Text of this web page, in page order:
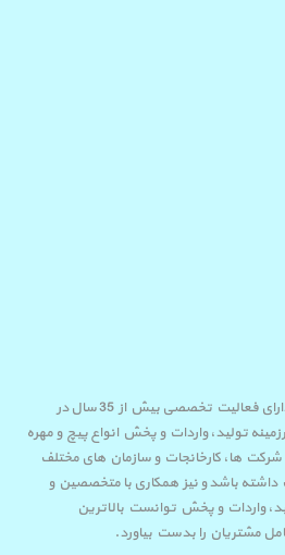
گروه صنعتی جهان پیچ صنعت دارای فعالیت تخصصی بیش از 35 سال در
تولید، واردات و پخش انواع پیچ و مهره
شرکت ها، کارخانجات و سازمان های مختلف
باشد و نیز همکاری با متخصصین و
واردات و پخش توانست بالاترین
مشتریان را بدست بیاورد.